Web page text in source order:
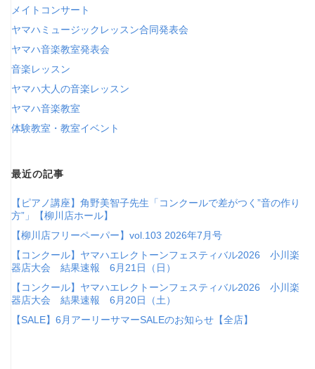
メイトコンサート
ヤマハミュージックレッスン合同発表会
ヤマハ音楽教室発表会
音楽レッスン
ヤマハ大人の音楽レッスン
ヤマハ音楽教室
体験教室・教室イベント
最近の記事
【ピアノ講座】角野美智子先生「コンクールで差がつく”音の作り
方”」【柳川店ホール】
【柳川店フリーペーパー】vol.103 2026年7月号
【コンクール】ヤマハエレクトーンフェスティバル2026 小川楽
器店大会 結果速報 6月21日（日）
【コンクール】ヤマハエレクトーンフェスティバル2026 小川楽
器店大会 結果速報 6月20日（土）
【SALE】6月アーリーサマーSALEのお知らせ【全店】